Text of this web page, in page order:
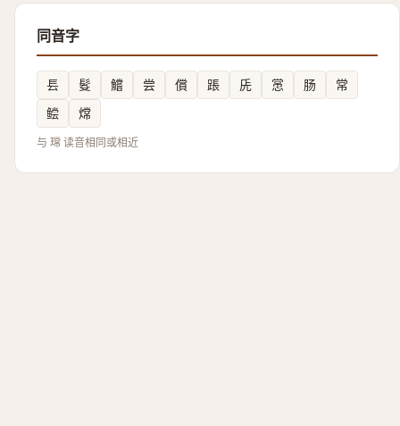
同音字
镸 䯴 鱨 尝 償 䠆 兏 㦂 肠
常
鲿
龦
与 瑺 读音相同或相近